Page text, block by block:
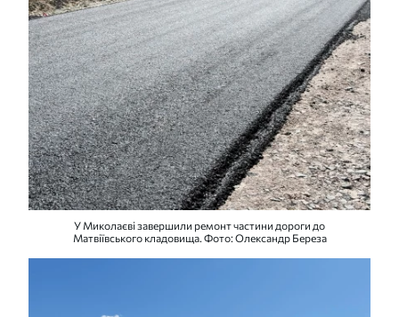
У Миколаєві завершили ремонт частини дороги до
Матвіївського кладовища. Фото: Олександр Береза